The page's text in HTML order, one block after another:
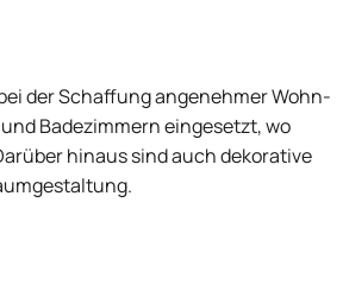
der Schaffung angenehmer Wohn-
Badezimmern eingesetzt, wo
hinaus sind auch dekorative